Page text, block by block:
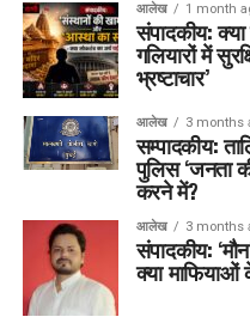
आलेख 1 month
संपादकीय: क्या
गलियारों में
भ्रष्टाचार’
आलेख 3 months
सम्पादकीय:
पुलिस ‘जनता
करने में?
आलेख 3 months
संपादकीय:
क्या